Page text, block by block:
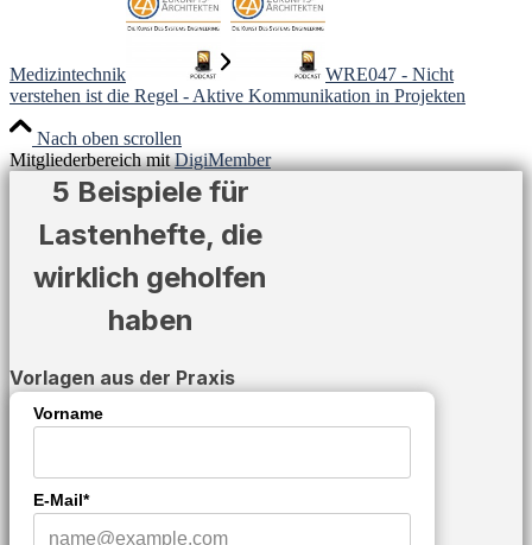
Medizintechnik
WRE047 - Nicht
verstehen ist die Regel - Aktive Kommunikation in Projekten
Nach oben scrollen
Mitgliederbereich mitDigiMember
5 Beispiele für
Lastenhefte, die
wirklich geholfen
haben
Vorlagen aus der Praxis
Vorname
E-Mail*